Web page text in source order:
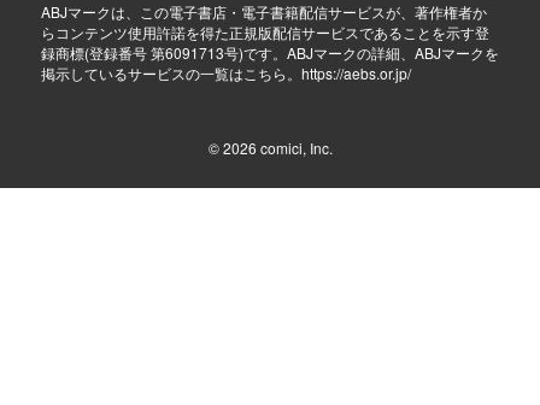
ABJマークは、この電子書店・電子書籍配信サービスが、著作権者か
らコンテンツ使用許諾を得た正規版配信サービスであることを示す登
録商標(登録番号 第6091713号)です。ABJマークの詳細、ABJマークを
掲示しているサービスの一覧はこちら。 https://aebs.or.jp/
© 2026 comici, Inc.